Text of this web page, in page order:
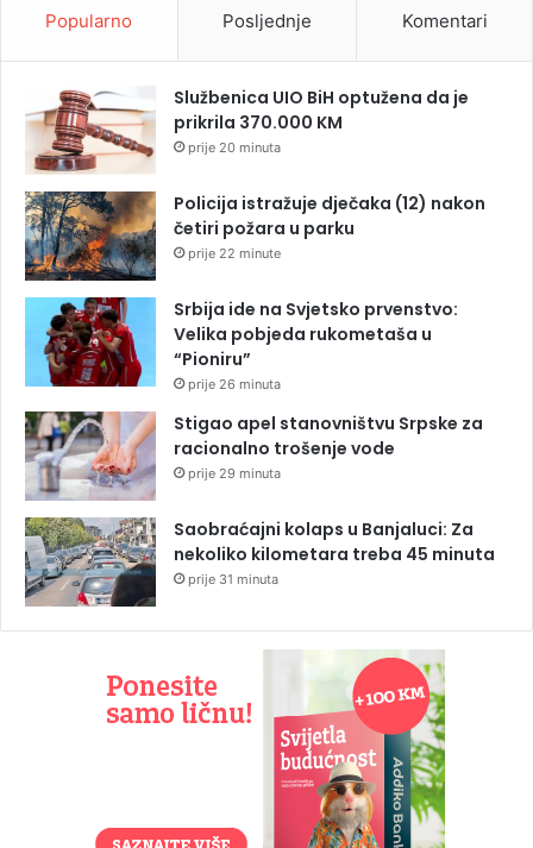
Popularno Posljednje Komentari
Službenica UIO BiH optužena da je
prikrila 370.000 KM
prije 20 minuta
Policija istražuje dječaka (12) nakon
četiri požara u parku
prije 22 minute
Srbija ide na Svjetsko prvenstvo:
Velika pobjeda rukometaša u
“Pioniru”
prije 26 minuta
Stigao apel stanovništvu Srpske za
racionalno trošenje vode
prije 29 minuta
Saobraćajni kolaps u Banjaluci: Za
nekoliko kilometara treba 45 minuta
prije 31 minuta